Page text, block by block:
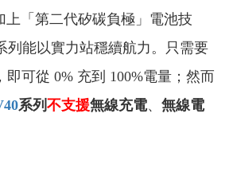
上「第二代矽碳負極」電池技
列能以實力站穩續航力。只需要
可從 0% 充到 100%電量；然而
系列 不支援無線充電、 無線電